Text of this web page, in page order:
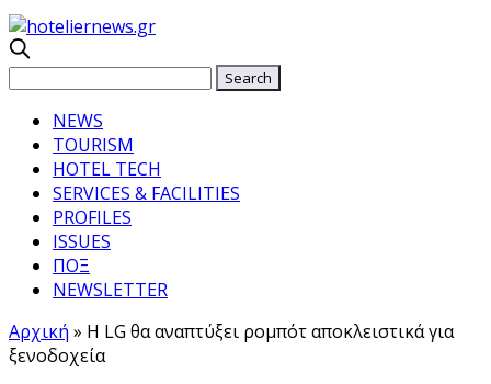
NEWS
TOURISM
HOTEL TECH
SERVICES & FACILITIES
PROFILES
ISSUES
ΠΟΞ
NEWSLETTER
Αρχική » Η LG θα αναπτύξει ρομπότ αποκλειστικά για
ξενοδοχεία